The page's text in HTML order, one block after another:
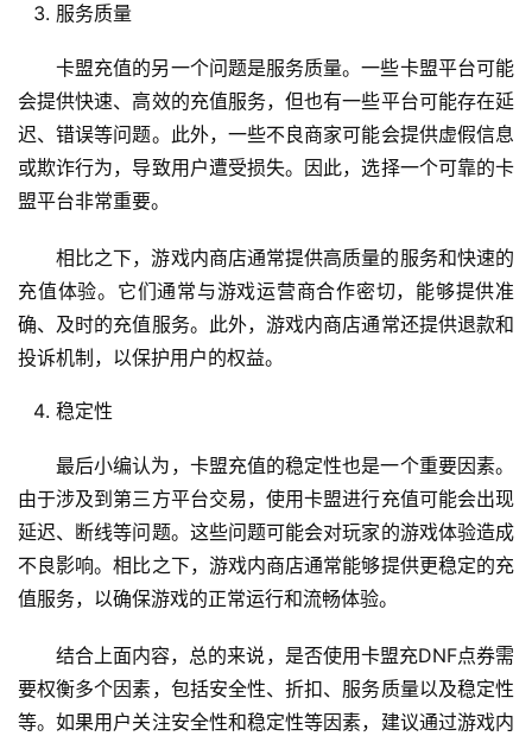
服务质量
卡盟充值的另一个问题是服务质量。一些卡盟平台可能
会提供快速、高效的充值服务，但也有一些平台可能存在延
迟、错误等问题。此外，一些不良商家可能会提供虚假信息
或欺诈行为，导致用户遭受损失。因此，选择一个可靠的卡
盟平台非常重要。
相比之下，游戏内商店通常提供高质量的服务和快速的
充值体验。它们通常与游戏运营商合作密切，能够提供准
确、及时的充值服务。此外，游戏内商店通常还提供退款和
投诉机制，以保护用户的权益。
稳定性
最后小编认为，卡盟充值的稳定性也是一个重要因素。
由于涉及到第三方平台交易，使用卡盟进行充值可能会出现
延迟、断线等问题。这些问题可能会对玩家的游戏体验造成
不良影响。相比之下，游戏内商店通常能够提供更稳定的充
值服务，以确保游戏的正常运行和流畅体验。
结合上面内容，总的来说，是否使用卡盟充DNF点券需
要权衡多个因素，包括安全性、折扣、服务质量以及稳定性
等。如果用户关注安全性和稳定性等因素，建议通过游戏内